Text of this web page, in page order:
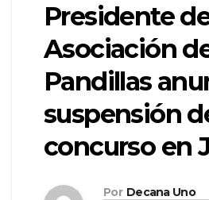
Presidente
Asociación
Pandillas
suspensión
concurso en
Por Decana Uno